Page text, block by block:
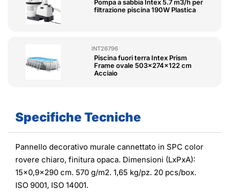
Pompa a sabbia Intex 5.7 m3/h per
filtrazione piscina 190W Plastica
INT26796
Piscina fuori terra Intex Prism
Frame ovale 503x274x122 cm
Acciaio
Specifiche Tecniche
Pannello decorativo murale cannettato in SPC color
rovere chiaro, finitura opaca. Dimensioni (LxPxA):
15x0,9x290 cm. 570 g/m2. 1,65 kg/pz. 20 pcs/box.
ISO 9001, ISO 14001.